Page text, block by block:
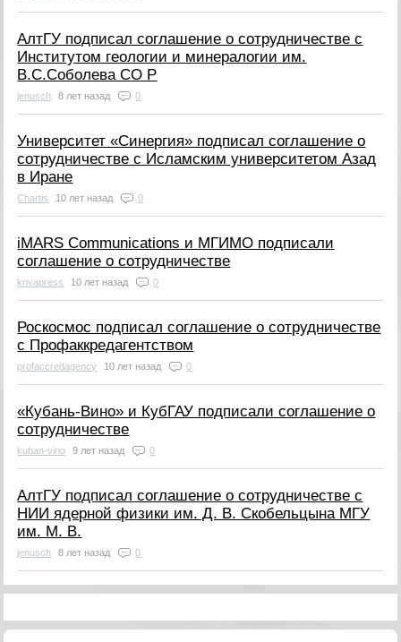
АлтГУ подписал соглашение о сотрудничестве с
Институтом геологии и минералогии им.
В.С.Соболева СО Р
jenusch 8 лет назад 0
Университет «Синергия» подписал соглашение о
сотрудничестве с Исламским университетом Азад
в Иране
Chartis 10 лет назад 0
iMARS Communications и МГИМО подписали
соглашение о сотрудничестве
knvapress 10 лет назад 0
Роскосмос подписал соглашение о сотрудничестве
с Профаккредагентством
profaccredagency 10 лет назад 0
«Кубань-Вино» и КубГАУ подписали соглашение о
сотрудничестве
kuban-vino 9 лет назад 0
АлтГУ подписал соглашение о сотрудничестве с
НИИ ядерной физики им. Д. В. Скобельцына МГУ
им. М. В.
jenusch 8 лет назад 0